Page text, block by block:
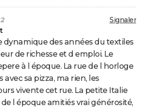
Signaler
dynamique des années du textiles
de richesse et d emploi. Le
à l époque. La rue de l horloge
sa pizza, ma rien, les
vivente cet rue. La petite Italie
l époque amitiés vrai générosité,